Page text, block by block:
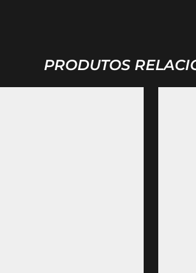
PRODUTOS